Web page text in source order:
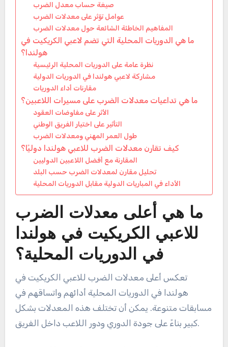
صيغة حساب معدل الضرب
عوامل تؤثر على معدلات الضرب
المفاهيم الخاطئة الشائعة حول معدلات الضرب
ما هي الدوريات المحلية التي تضم لاعبي الكريكيت في
هولندا؟
نظرة عامة على الدوريات المحلية الرئيسية
مشاركة لاعبي هولندا في الدوريات الدولية
مقارنات أداء الدوريات
ما هي تداعيات معدلات الضرب على مسيرات اللاعبين؟
الأثر على مفاوضات العقود
التأثير على اختيار الفريق الوطني
طول العمر المهني ومعدلات الضرب
كيف تقارن معدلات الضرب للاعبي هولندا دوليًا؟
المقارنة مع أفضل اللاعبين الدوليين
تحليل مقارن لمعدلات الضرب حسب البلد
الأداء في المباريات الدولية مقابل الدوريات المحلية
ما هي أعلى معدلات الضرب
للاعبي الكريكيت في هولندا
في الدوريات المحلية؟
تعكس أعلى معدلات الضرب للاعبي الكريكيت في
هولندا في الدوريات المحلية أدائهم واتساقهم في
مسابقات متنوعة. يمكن أن تختلف هذه المعدلات بشكل
كبير بناءً على جودة الدوري ودور اللاعب داخل الفريق.